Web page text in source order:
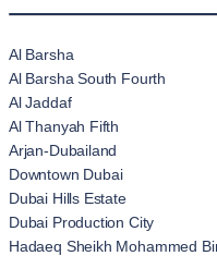
Al Barsha
Al Barsha South Fourth
Al Jaddaf
Al Thanyah Fifth
Arjan-Dubailand
Downtown Dubai
Dubai Hills Estate
Dubai Production City
Hadaeq Sheikh Mohammed